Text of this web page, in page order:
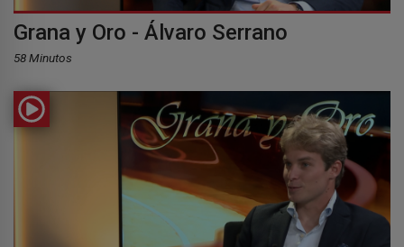
Grana y Oro - Álvaro Serrano
58 Minutos